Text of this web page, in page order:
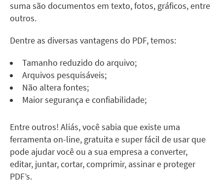
suma são documentos em texto, fotos, gráficos, entre
outros.
Dentre as diversas vantagens do PDF, temos:
Tamanho reduzido do arquivo;
Arquivos pesquisáveis;
Não altera fontes;
Maior segurança e confiabilidade;
Entre outros! Aliás, você sabia que existe uma
ferramenta on-line, gratuita e super fácil de usar que
pode ajudar você ou a sua empresa a converter,
editar, juntar, cortar, comprimir, assinar e proteger
PDF’s.